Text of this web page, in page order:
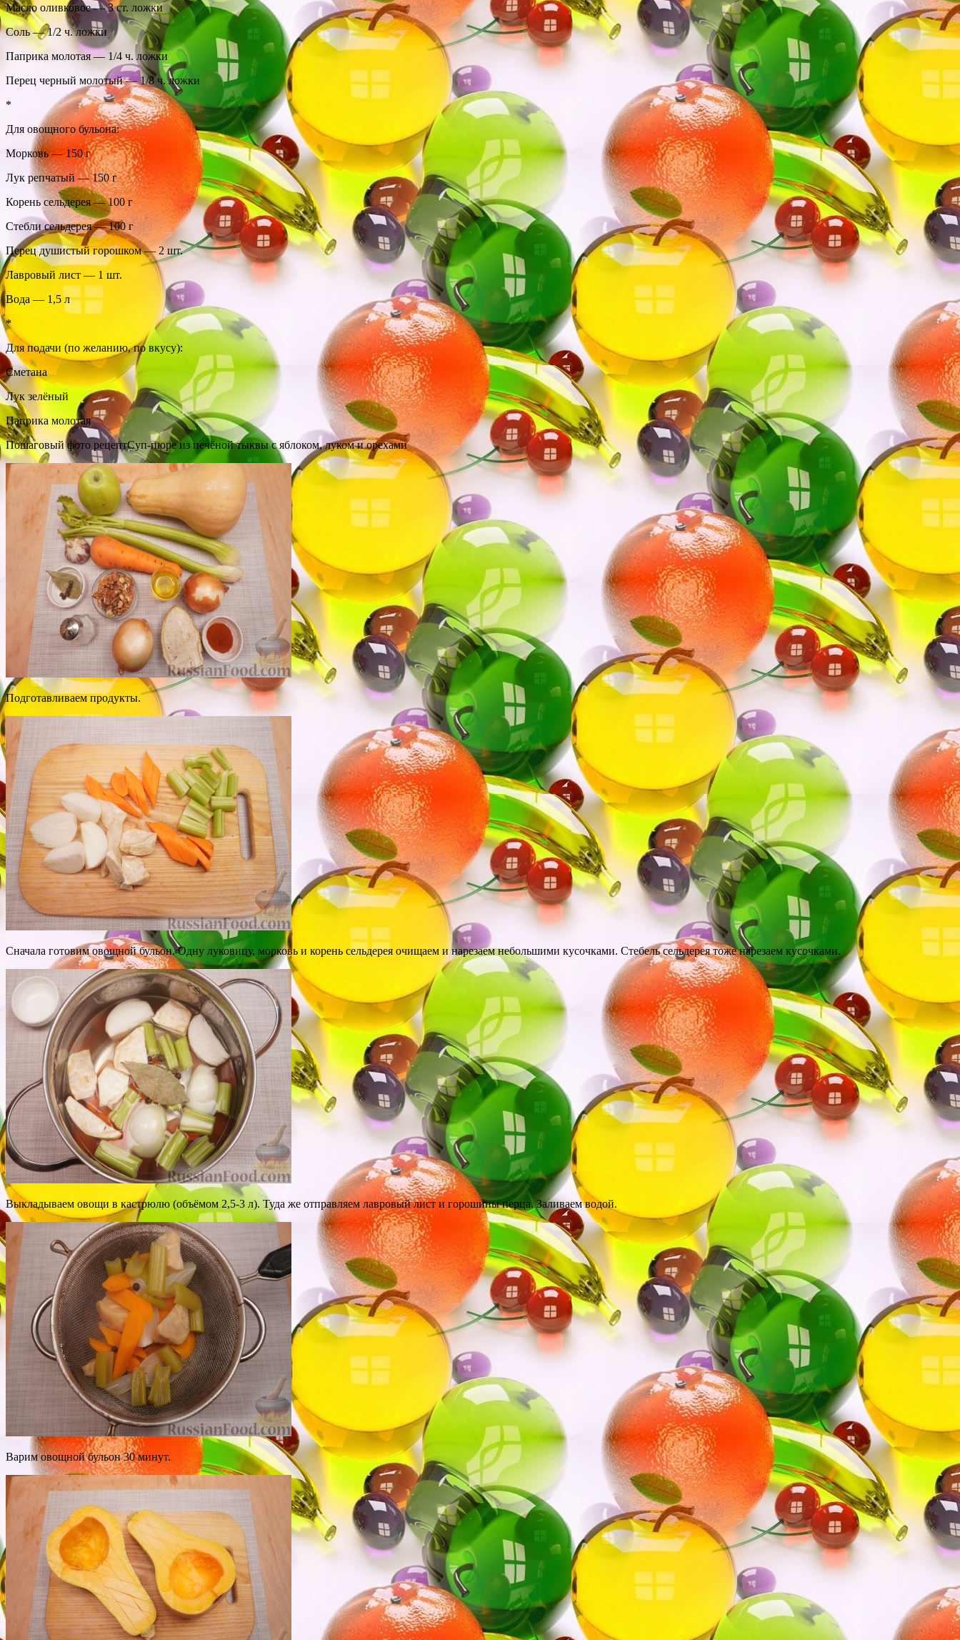
Масло оливковое — 3 ст. ложки
Соль — 1/2 ч. ложки
Паприка молотая — 1/4 ч. ложки
Перец черный молотый — 1/8 ч. ложки
*
Для овощного бульона:
Морковь — 150 г
Лук репчатый — 150 г
Корень сельдерея — 100 г
Стебли сельдерея — 100 г
Перец душистый горошком — 2 шт.
Лавровый лист — 1 шт.
Вода — 1,5 л
*
Для подачи (по желанию, по вкусу):
Сметана
Лук зелёный
Паприка молотая
Пошаговый фото рецептСуп-пюре из печёной тыквы с яблоком, луком и орехами
Подготавливаем продукты.
Сначала готовим овощной бульон. Одну луковицу, морковь и корень сельдерея очищаем и нарезаем небольшими кусочками. Стебель сельдерея тоже нарезаем кусочками.
Выкладываем овощи в кастрюлю (объёмом 2,5-3 л). Туда же отправляем лавровый лист и горошины перца. Заливаем водой.
Варим овощной бульон 30 минут.